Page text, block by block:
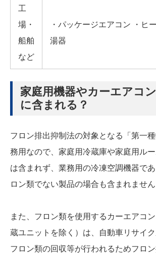
工
場・
船舶
など
・パッケージエアコン ・ヒ
湯器
家庭用機器やカーエアコ
に含まれる？
フロン排出抑制法の対象となる「第一
務用なので、家庭用冷蔵庫や家庭用ル
は含まれず、業務用の冷凍空調機器で
ロン類でない製品の場合も含まれません
また、フロン類を使用するカーエアコ
蔵ユニットを除く）は、自動車リサイク
フロン類の回収等が行われるためフロ